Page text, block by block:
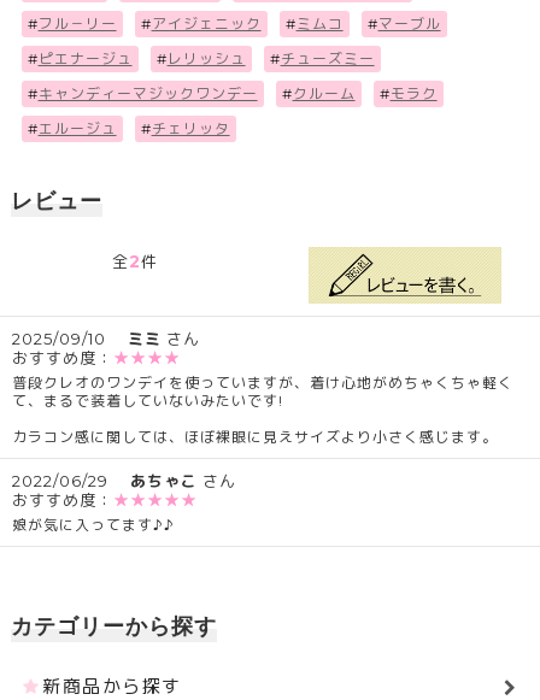
#フル－リー #アイジェニック #ミムコ #マーブル
# ピエナージュ # レリッシュ #チューズミー
#キャンディーマジックワンデー #クルーム #モラク
#エルージュ #チェリッタ
レビュー
全2件
2025/09/10 ミミ さん
おすすめ度： ★★★★
普段クレオのワンデイを使っていますが、着け心地がめちゃくちゃ軽く
て、まるで装着していないみたいです!
カラコン感に関しては、ほぼ裸眼に見えサイズより小さく感じます。
2022/06/29 あちゃこ さん
おすすめ度： ★★★★★
娘が気に入ってます♪♪
カテゴリーから探す
新商品から探す